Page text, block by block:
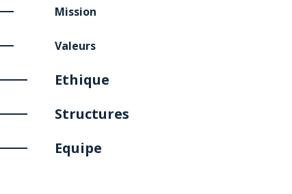
Mission
Valeurs
Ethique
Structures
Equipe